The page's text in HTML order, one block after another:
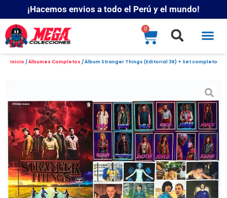
¡Hacemos envios a todo el Perú y el mundo!
0
Inicio /Álbumes Completos / Álbum Stranger Things (Editorial 3R) + Set completo